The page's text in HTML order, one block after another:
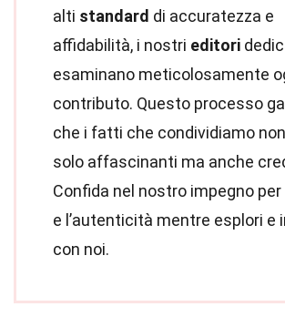
alti standard di accuratezza e
affidabilità, i nostri editori
esaminano meticolosamente
contributo. Questo processo
che i fatti che condividiamo
solo affascinanti ma anche
Confida nel nostro impegno
e l’autenticità mentre esplori e
con noi.